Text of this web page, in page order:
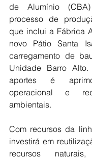
de Alumínio
processo de
que inclui a Fábrica
novo Pátio Santa
carregamento de
Unidade Barro
aportes é
operacional e
ambientais.
Com recursos da
investirá em
recursos